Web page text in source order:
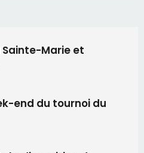
la disparition du
Saint Exupery
gratuit jeudi soir
en concert ce soir